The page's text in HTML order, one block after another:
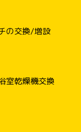
の交換/増設
室乾燥機交換